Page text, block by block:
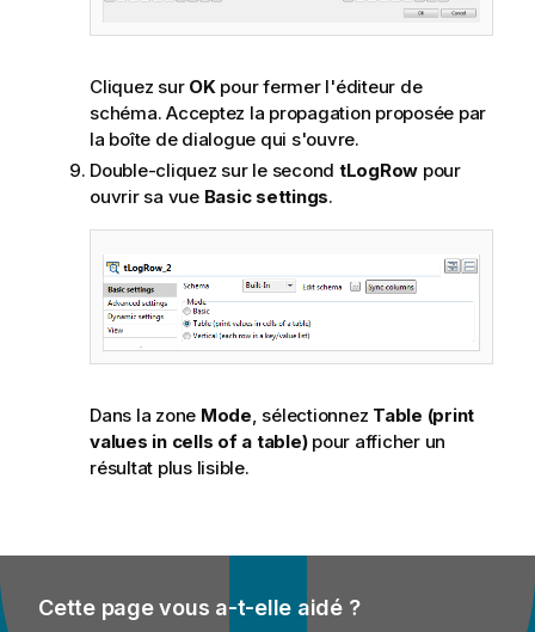
Cliquez sur OK pour fermer l'éditeur de
schéma. Acceptez la propagation proposée par
la boîte de dialogue qui s'ouvre.
Double-cliquez sur le second tLogRow pour
ouvrir sa vue Basic settings.
Dans la zone Mode , sélectionnez Table (print
values in cells of a table)pour afficher un
résultat plus lisible.
Cette page vous a-t-elle aidé ?